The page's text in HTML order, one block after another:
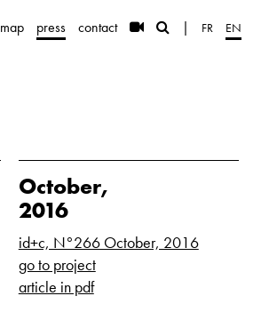
map press contact | FR EN
October,
2016
id+c, N°266 October, 2016
go to project
article in pdf